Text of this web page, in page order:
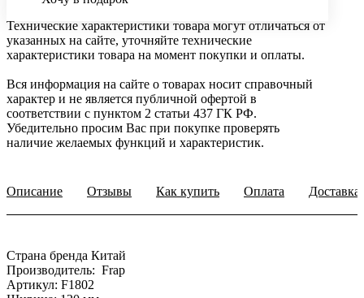
Технические характеристики товара могут отличаться от
указанных на сайте, уточняйте технические
характеристики товара на момент покупки и оплаты.
Вся информация на сайте о товарах носит справочный
характер и не является публичной офертой в
соответствии с пунктом 2 статьи 437 ГК РФ.
Убедительно просим Вас при покупке проверять
наличие желаемых функций и характеристик.
Описание Отзывы Как купить Оплата Доставка
Страна бренда Китай
Производитель: Frap
Артикул: F1802